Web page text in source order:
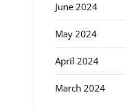
June 2024
May 2024
April 2024
March 2024